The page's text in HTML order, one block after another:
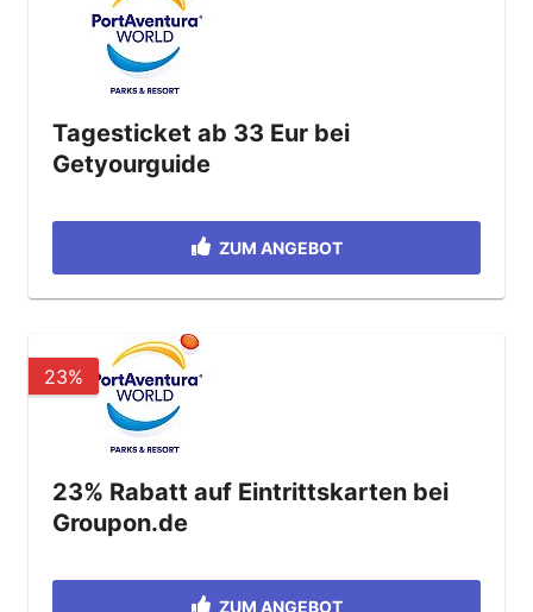
Tagesticket ab 33 Eur bei
Getyourguide
ZUM ANGEBOT
23%
23% Rabatt auf Eintrittskarten bei
Groupon.de
ZUM ANGEBOT